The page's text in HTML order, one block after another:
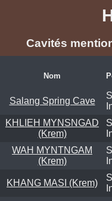
Cavités
Nom
Salang Spring Cave
KHLIEH MYNSNGAD
(Krem)
WAH MYNTNGAM
(Krem)
KHANG MASI (Krem)